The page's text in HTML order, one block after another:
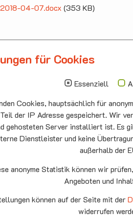
04-07.docx (353 KB)
Hallbergmoos
Hallbergmoos
0811/98709
0811/9598823
eG
für Cookies
Essenziell
Cookies, hauptsächlich für
der IP Adresse gespeichert. Wir
gehosteten Server installiert ist. Es
Dienstleister und keine
außerhalb der
anonyme Statistik können wir
Angeboten und
können auf der Seite mit der
widerrufen